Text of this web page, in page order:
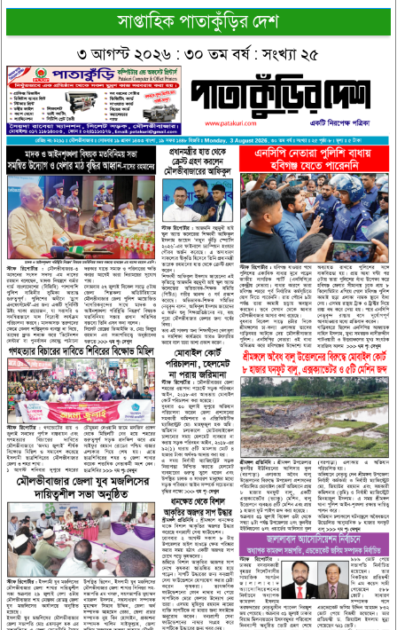
সাপ্তাহিক পাতাকুঁড়ির দেশ
৩ আগস্ট ২০২৬ : ৩০ তম বর্ষ : সংখ্যা ২৫